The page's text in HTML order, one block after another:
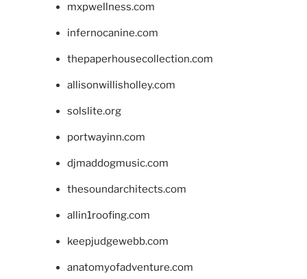
mxpwellness.com
infernocanine.com
thepaperhousecollection.com
allisonwillisholley.com
solslite.org
portwayinn.com
djmaddogmusic.com
thesoundarchitects.com
allin1roofing.com
keepjudgewebb.com
anatomyofadventure.com